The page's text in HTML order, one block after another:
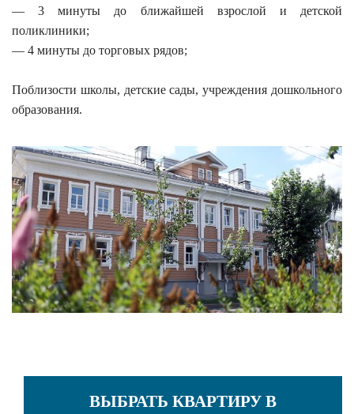
— 3 минуты до ближайшей взрослой и детской
поликлиники;
— 4 минуты до торговых рядов;
Поблизости школы, детские сады, учреждения дошкольного
образования.
ВЫБРАТЬ КВАРТИРУ В